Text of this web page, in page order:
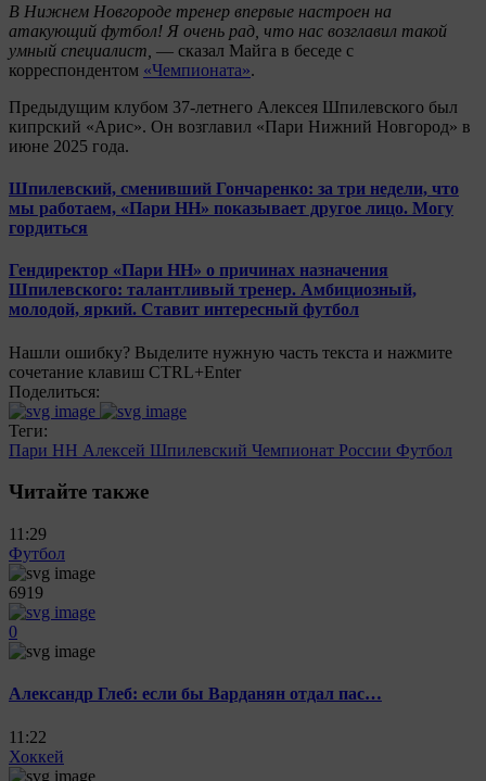
В Нижнем Новгороде тренер впервые настроен на
атакующий футбол! Я очень рад, что нас возглавил такой
умный специалист, — сказал Майга в беседе с
корреспондентом «Чемпионата».
Предыдущим клубом 37-летнего Алексея Шпилевского был
кипрский «Арис». Он возглавил «Пари Нижний Новгород» в
июне 2025 года.
Шпилевский, сменивший Гончаренко: за три недели, что
мы работаем, «Пари НН» показывает другое лицо. Могу
гордиться
Гендиректор «Пари НН» о причинах назначения
Шпилевского: талантливый тренер. Амбициозный,
молодой, яркий. Ставит интересный футбол
Нашли ошибку? Выделите нужную часть текста и нажмите
сочетание клавиш CTRL+Enter
Поделиться:
Теги:
Пари НН Алексей Шпилевский Чемпионат России Футбол
Читайте также
11:29
Футбол
6919
0
Александр Глеб: если бы Варданян отдал пас…
11:22
Хоккей